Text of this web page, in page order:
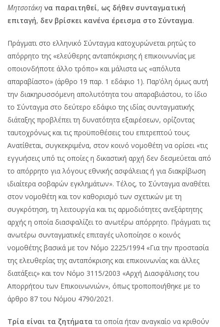
Μητσοτάκη να παραιτηθεί, ως δήθεν συνταγματική
επιταγή, δεν βρίσκει κανένα έρεισμα στο Σύνταγμα.
Πράγματι στο ελληνικό Σύνταγμα κατοχυρώνεται ρητώς το
απόρρητο της «ελεύθερης ανταπόκρισης ή επικοινωνίας με
οποιονδήποτε άλλο τρόπο» και μάλιστα ως «απόλυτα
απαραβίαστο» (άρθρο 19 παρ. 1 εδάφιο 1). Παρ’όλη όμως αυτή
την διακηρυσσόμενη απολυτότητα του απαραβιάστου, το ίδιο
το Σύνταγμα στο δεύτερο εδάφιο της ιδίας συνταγματικής
διάταξης προβλέπει τη δυνατότητα εξαιρέσεων, ορίζοντας
ταυτοχρόνως και τις προϋποθέσεις του επιτρεπτού τους.
Ανατίθεται, συγκεκριμένα, στον κοινό νομοθέτη να ορίσει «τις
εγγυήσεις υπό τις οποίες η δικαστική αρχή δεν δεσμεύεται από
το απόρρητο για λόγους εθνικής ασφάλειας ή για διακρίβωση
ιδιαίτερα σοβαρών εγκλημάτων». Τέλος, το Σύνταγμα αναθέτει
στον νομοθέτη και τον καθορισμό των σχετικών με τη
συγκρότηση, τη λειτουργία και τις αρμοδιότητες ανεξάρτητης
αρχής η οποία διασφαλίζει το ανωτέρω απόρρητο. Πράγματι τις
ανωτέρω συνταγματικές επιταγές υλοποίησε ο κοινός
νομοθέτης βασικά με τον Νόμο 2225/1994 «Για την προστασία
της ελευθερίας της ανταπόκρισης και επικοινωνίας και άλλες
διατάξεις» και τον Νόμο 3115/2003 «Αρχή Διασφάλισης του
Απορρήτου των Επικοινωνιών», όπως τροποποιήθηκε με το
άρθρο 87 του Νόμου 4790/2021.
Τρία είναι τα ζητήματα τα οποία ήταν αναγκαίο να κριθούν